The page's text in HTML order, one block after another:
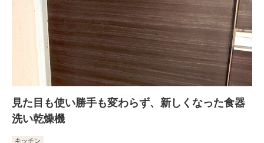
見た目も使い勝手も変わらず、新しくなった食器
洗い乾燥機
キッチン